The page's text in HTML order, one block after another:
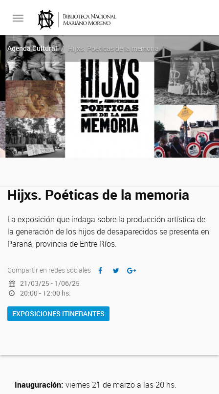
Toggle
navigation
Agenda Cultural Hijxs. Poéticas de la memoria
Hijxs. Poéticas de la memoria
La exposición que indaga sobre la producción artística de
la generación de los hijos de desaparecidos se presenta en
Paraná, provincia de Entre Ríos.
Compartir en redes sociales
21/03/25 - 1/06/25
20:00 - 12:00 hs.
EXPOSICIONES ITINERANTES
Inauguración: viernes 21 de marzo a las 20 hs.